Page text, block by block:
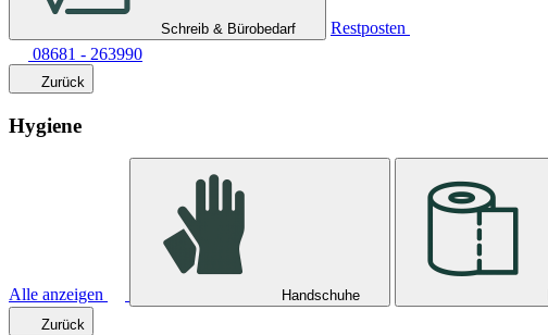
Schreib & Bürobedarf
Restposten
08681 - 263990
Zurück
Hygiene
Alle anzeigen Handschuhe
Zurück